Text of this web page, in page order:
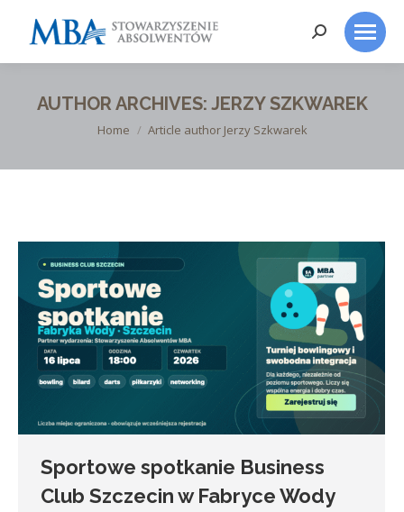
Search:
AUTHOR ARCHIVES: JERZY SZKWAREK
You are here:
Home Article author Jerzy Szkwarek
Sportowe spotkanie Business
Club Szczecin w Fabryce Wody